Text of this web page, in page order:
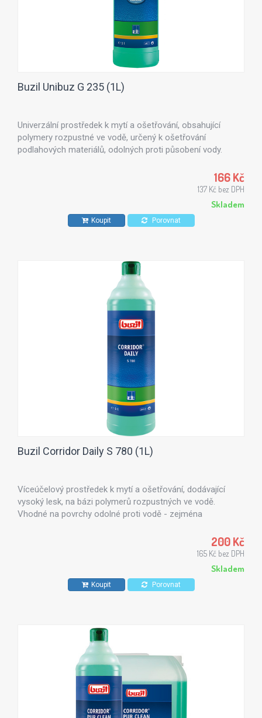
Buzil Unibuz G 235 (1L)
Univerzální prostředek k mytí a ošetřování, obsahující
polymery rozpustné ve vodě, určený k ošetřování
podlahových materiálů, odolných proti působení vody.
mramor, betonové výrobky s povrchem natřeným základní
166 Kč
137 Kč bez DPH
Skladem
Koupit Porovnat
Buzil Corridor Daily S 780 (1L)
Víceúčelový prostředek k mytí a ošetřování, dodávající
vysoký lesk, na bázi polymerů rozpustných ve vodě.
Vhodné na povrchy odolné proti vodě - zejména
200 Kč
165 Kč bez DPH
Skladem
Koupit Porovnat